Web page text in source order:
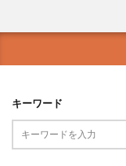
キーワード